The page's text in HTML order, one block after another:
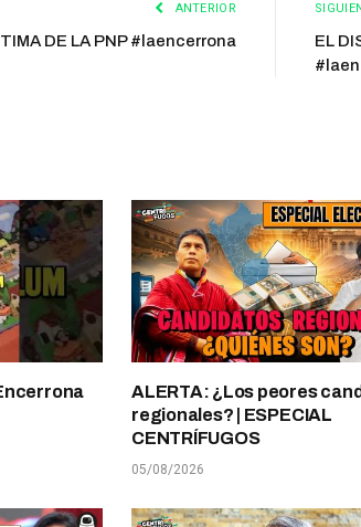
ANTERIOR
DE LA PNP #laencerrona
EL
ALERTA: ¿Los peores
regionales? | ESPECIAL
CENTRÍFUGOS
05/08/2026